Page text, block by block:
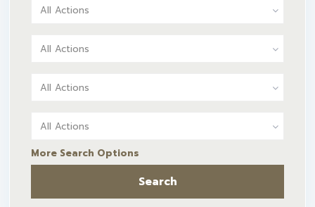
All Actions
All Actions
All Actions
All Actions
More Search Options
Search